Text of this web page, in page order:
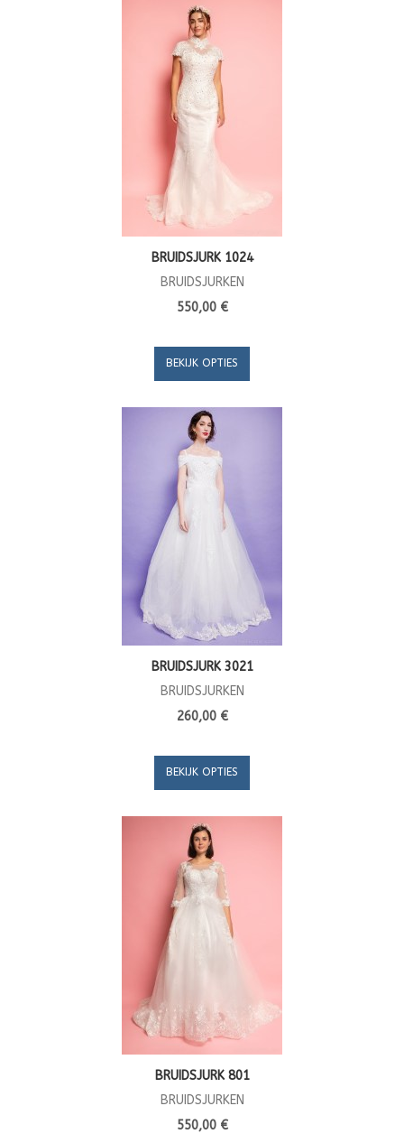
BRUIDSJURK 1024
BRUIDSJURKEN
550,00 €
BEKIJK OPTIES
BRUIDSJURK 3021
BRUIDSJURKEN
260,00 €
BEKIJK OPTIES
BRUIDSJURK 801
BRUIDSJURKEN
550,00 €